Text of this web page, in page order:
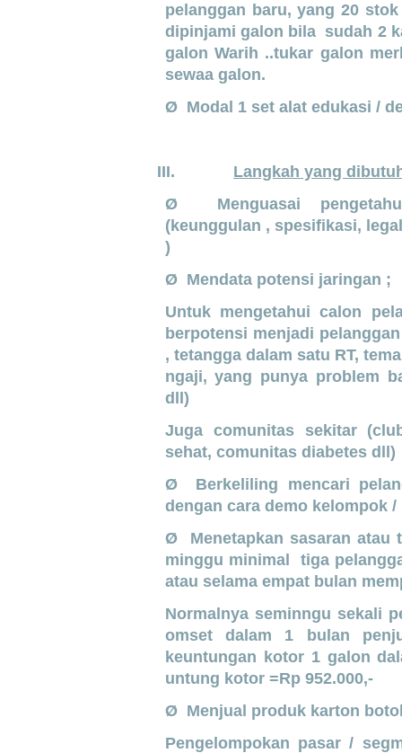
pelanggan baru, yang 20
dipinjami galon bila sudah 2
galon Warih ..tukar galon
sewaa galon.
Ø Modal 1 set alat edukasi /
III. Langkah yang
Ø Menguasai
(keunggulan , spesifikasi,
)
Ø Mendata potensi jaringan ;
Untuk mengetahui calon
berpotensi menjadi
, tetangga dalam satu RT,
ngaji, yang punya problem
dll)
Juga comunitas sekitar
sehat, comunitas diabetes dll)
Ø Berkeliling mencari
dengan cara demo kelompok /
Ø Menetapkan sasaran atau
minggu minimal tiga
atau selama empat bulan
Normalnya seminngu sekali
omset dalam 1 bulan
keuntungan kotor 1 galon
untung kotor =Rp 952.000,-
Ø Menjual produk karton
Pengelompokan pasar /